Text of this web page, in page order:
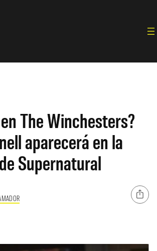
The Winchesters?
aparecerá en la
Supernatural